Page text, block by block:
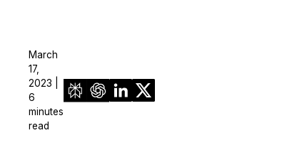
March
17,
2023 |
6
minutes
read